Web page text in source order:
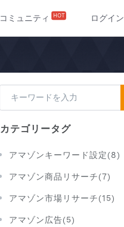
コミュニティ HOT ログイン
カテゴリータグ
アマゾンキーワード設定(8)
アマゾン商品リサーチ(7)
アマゾン市場リサーチ(15)
アマゾン広告(5)